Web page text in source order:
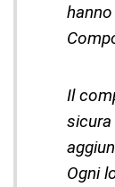
Il
sicura
Ogni